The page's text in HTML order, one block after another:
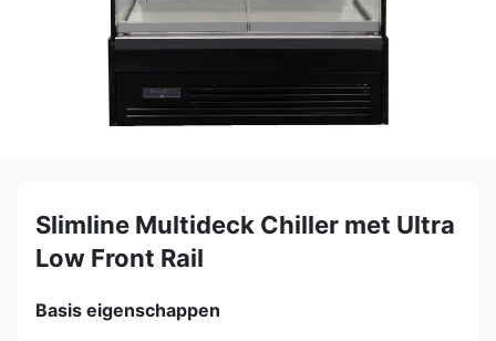
Slimline Multideck Chiller met Ultra
Low Front Rail
Basis eigenschappen